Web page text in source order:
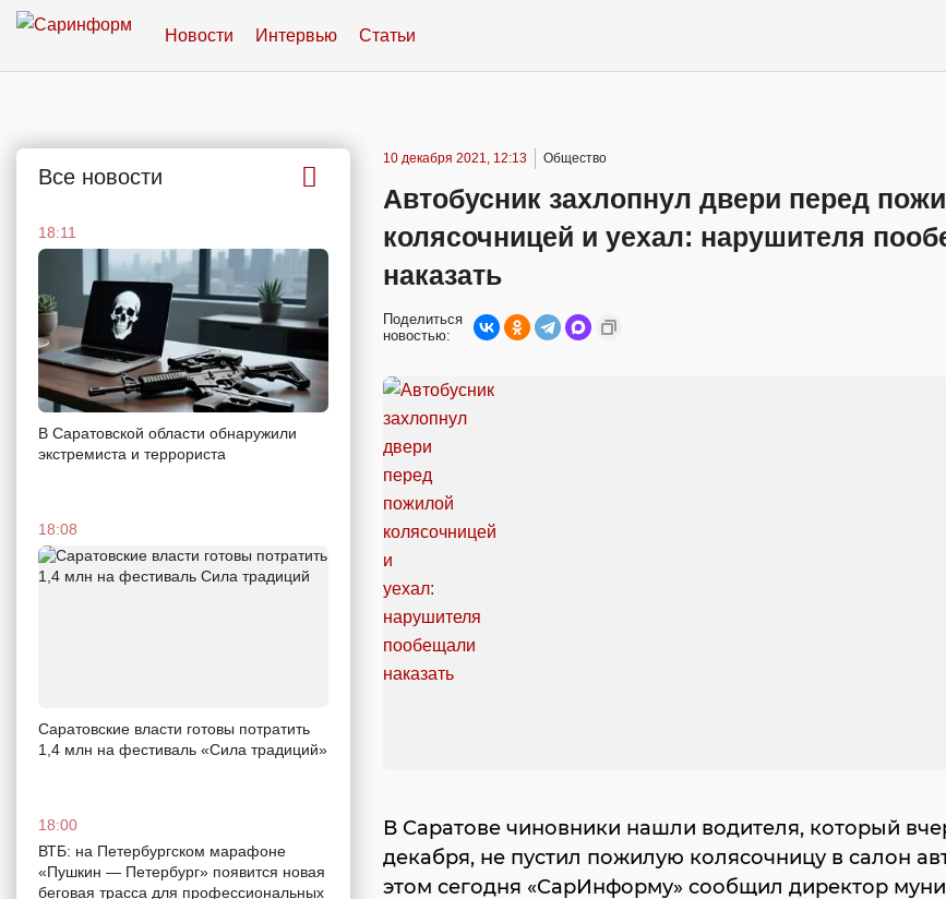
Новости Интервью Статьи
Все новости
18:11
В Саратовской области обнаружили
экстремиста и террориста
18:08
Саратовские власти готовы потратить
1,4 млн на фестиваль «Сила традиций»
18:00
ВТБ: на Петербургском марафоне
«Пушкин — Петербург» появится новая
беговая трасса для профессиональных
10 декабря 2021, 12:13 Общество
Автобусник захлопнул двери перед
колясочницей и уехал: нарушителя
наказать
Поделиться
новостью:
В Саратове чиновники нашли водителя, который
декабря, не пустил пожилую колясочницу в салон
этом сегодня «СарИнформу» сообщил директор